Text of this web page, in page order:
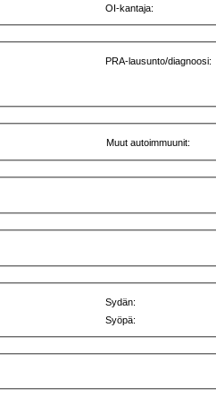
OI-kantaja:
PRA-lausunto/diagnoosi:
Muut autoimmuunit:
Sydän:
Syöpä: